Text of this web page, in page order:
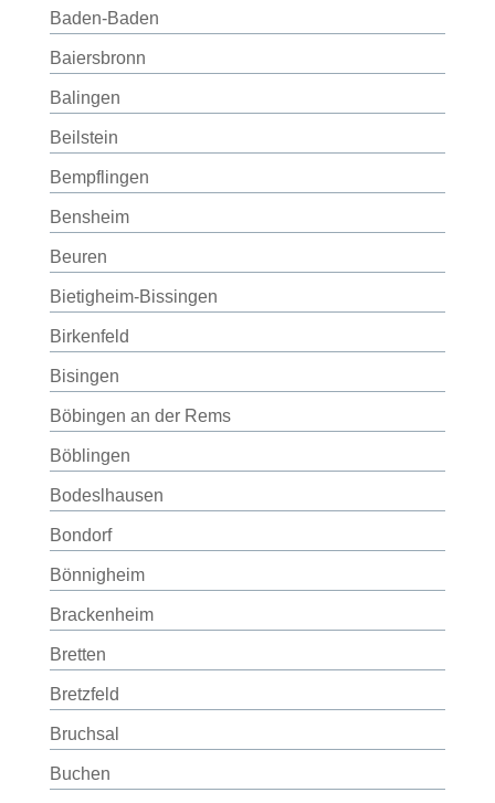
Baden-Baden
Baiersbronn
Balingen
Beilstein
Bempflingen
Bensheim
Beuren
Bietigheim-Bissingen
Birkenfeld
Bisingen
Böbingen an der Rems
Böblingen
Bodeslhausen
Bondorf
Bönnigheim
Brackenheim
Bretten
Bretzfeld
Bruchsal
Buchen